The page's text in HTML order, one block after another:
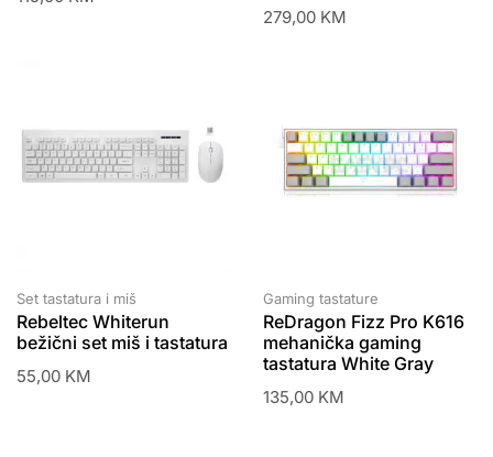
279,00 KM
Set tastatura i miš
Rebeltec Whiterun
bežični set miš i tastatura
55,00 KM
Gaming tastature
ReDragon Fizz Pro K616
mehanička gaming
tastatura White Gray
135,00 KM